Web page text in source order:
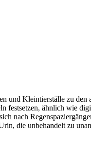
und Kleintierställe zu
festsetzen, ähnlich wie
nach
die unbehandelt zu